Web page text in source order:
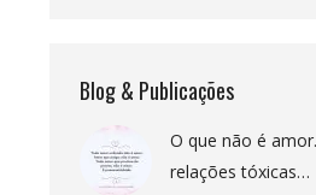
Blog & Publicações
O que não é
relações tóxicas…